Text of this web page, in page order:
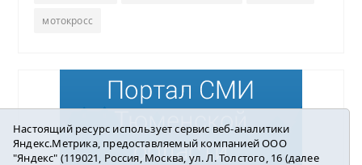
мотокросс
Настоящий ресурс использует сервис веб-аналитики
Яндекс.Метрика, предоставляемый компанией ООО
"Яндекс" (119021, Россия, Москва, ул. Л. Толстого, 16 (далее